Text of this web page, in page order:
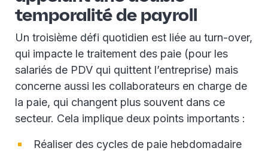
temporalité de payroll
Un troisième défi quotidien est liée au turn-over,
qui impacte le traitement des paie (pour les
salariés de PDV qui quittent l’entreprise) mais
concerne aussi les collaborateurs en charge de
la paie, qui changent plus souvent dans ce
secteur. Cela implique deux points importants :
Réaliser des cycles de paie hebdomadaire